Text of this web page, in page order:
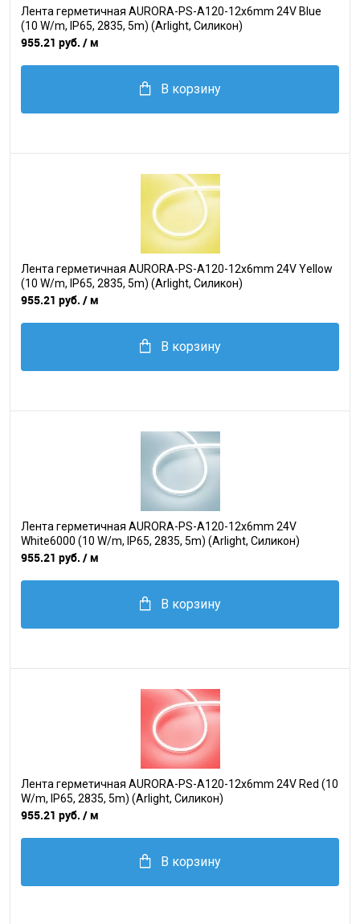
Лента герметичная AURORA-PS-A120-12x6mm 24V Blue
(10 W/m, IP65, 2835, 5m) (Arlight, Силикон)
955.21 руб. / м
В корзину
Лента герметичная AURORA-PS-A120-12x6mm 24V Yellow
(10 W/m, IP65, 2835, 5m) (Arlight, Силикон)
955.21 руб. / м
В корзину
Лента герметичная AURORA-PS-A120-12x6mm 24V
White6000 (10 W/m, IP65, 2835, 5m) (Arlight, Силикон)
955.21 руб. / м
В корзину
Лента герметичная AURORA-PS-A120-12x6mm 24V Red (10
W/m, IP65, 2835, 5m) (Arlight, Силикон)
955.21 руб. / м
В корзину